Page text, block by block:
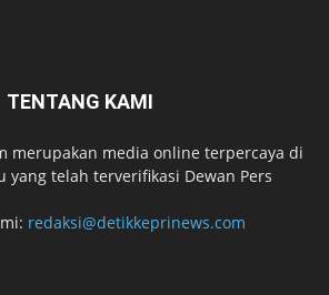
TENTANG KAMI
merupakan media online terpercaya di
yang telah terverifikasi Dewan Pers
redaksi@detikkeprinews.com